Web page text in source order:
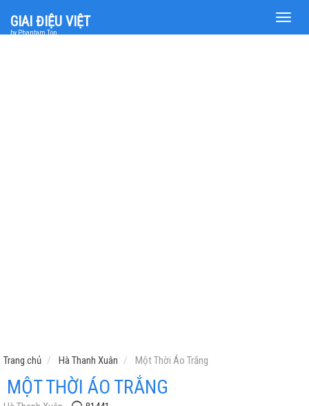
Toggle
GIAI ĐIỆU VIỆT
by Phantam Top
Trang chủ Hà Thanh Xuân Một Thời Áo Trắng
MỘT THỜI ÁO TRẮNG